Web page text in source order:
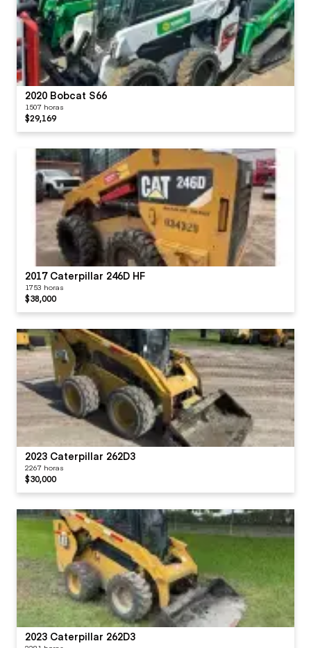
2020 Bobcat S66
1507 horas
$29,169
2017 Caterpillar 246D HF
1753 horas
$38,000
2023 Caterpillar 262D3
2267 horas
$30,000
2023 Caterpillar 262D3